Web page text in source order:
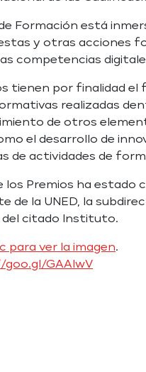
Formación está
y otras acciones
competencias
tienen por finalidad el
realizadas
de otros
el desarrollo de
de actividades de
los Premios ha
de la UNED, la
citado Instituto.
para ver la imagen.
GAAIwV